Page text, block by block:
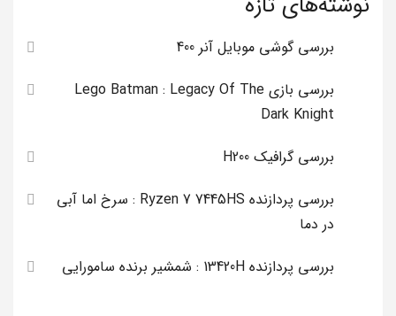
بررسی گوشی موبایل آنر 400
بررسی بازی Lego Batman : Legacy Of The
Dark Knight
بررسی گرافیک H200
بررسی پردازنده Ryzen 7 7445HS : سرخ اما آبی
در دما
بررسی پردازنده 13420H : شمشیر برنده سامورایی